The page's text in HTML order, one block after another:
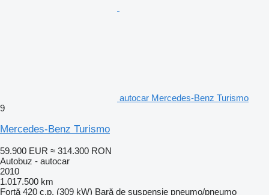
autocar Mercedes-Benz Turismo
9
Mercedes-Benz Turismo
59.900 EUR ≈ 314.300 RON
Autobuz - autocar
2010
1.017.500 km
Forţă 420 c.p. (309 kW) Bară de suspensie pneumo/pneumo